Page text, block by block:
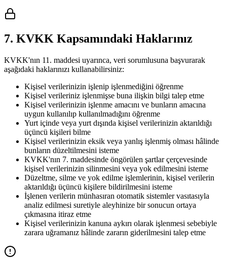
7. KVKK Kapsamındaki Haklarınız
KVKK'nın 11. maddesi uyarınca, veri sorumlusuna başvurarak
aşağıdaki haklarınızı kullanabilirsiniz:
Kişisel verilerinizin işlenip işlenmediğini öğrenme
Kişisel verileriniz işlenmişse buna ilişkin bilgi talep etme
Kişisel verilerinizin işlenme amacını ve bunların amacına
uygun kullanılıp kullanılmadığını öğrenme
Yurt içinde veya yurt dışında kişisel verilerinizin aktarıldığı
üçüncü kişileri bilme
Kişisel verilerinizin eksik veya yanlış işlenmiş olması hâlinde
bunların düzeltilmesini isteme
KVKK'nın 7. maddesinde öngörülen şartlar çerçevesinde
kişisel verilerinizin silinmesini veya yok edilmesini isteme
Düzeltme, silme ve yok edilme işlemlerinin, kişisel verilerin
aktarıldığı üçüncü kişilere bildirilmesini isteme
İşlenen verilerin münhasıran otomatik sistemler vasıtasıyla
analiz edilmesi suretiyle aleyhinize bir sonucun ortaya
çıkmasına itiraz etme
Kişisel verilerinizin kanuna aykırı olarak işlenmesi sebebiyle
zarara uğramanız hâlinde zararın giderilmesini talep etme